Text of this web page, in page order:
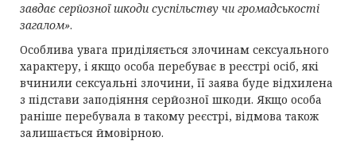
завдає серйозної шкоди суспільству чи громадськості
загалом».
Особлива увага приділяється злочинам сексуального
характеру, і якщо особа перебуває в реєстрі осіб, які
вчинили сексуальні злочини, її заява буде відхилена
з підстави заподіяння серйозної шкоди. Якщо особа
раніше перебувала в такому реєстрі, відмова також
залишається ймовірною.